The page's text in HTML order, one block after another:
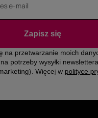
e-mail
na przetwarzanie moich
potrzeby wysyłki
Więcej w polityce
Zapisz się